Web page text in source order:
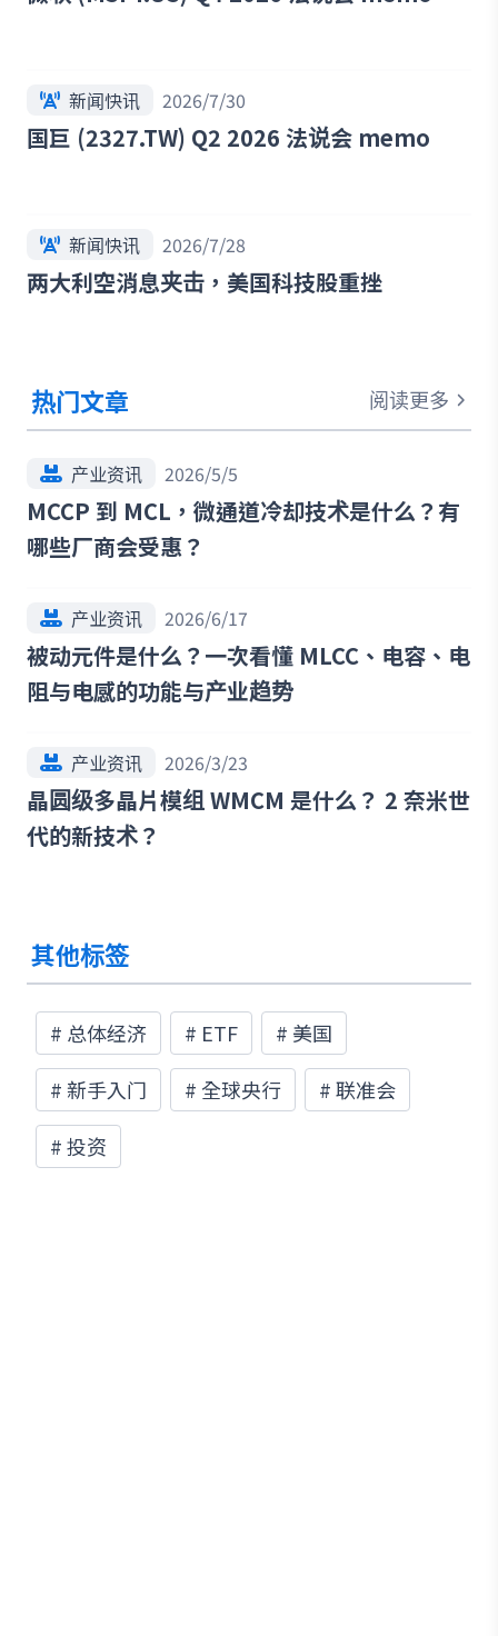
新闻快讯 2026/7/30
国巨 (2327.TW) Q2 2026 法说会 memo
新闻快讯 2026/7/28
两大利空消息夹击，美国科技股重挫
热门文章 阅读更多
产业资讯 2026/5/5
MCCP 到 MCL，微通道冷却技术是什么？有
哪些厂商会受惠？
产业资讯 2026/6/17
被动元件是什么？一次看懂 MLCC、电容、电
阻与电感的功能与产业趋势
产业资讯 2026/3/23
晶圆级多晶片模组 WMCM 是什么？ 2 奈米世
代的新技术？
其他标签
# 总体经济 # ETF # 美国
#新手入门 # 全球央行 #联准会
#投资